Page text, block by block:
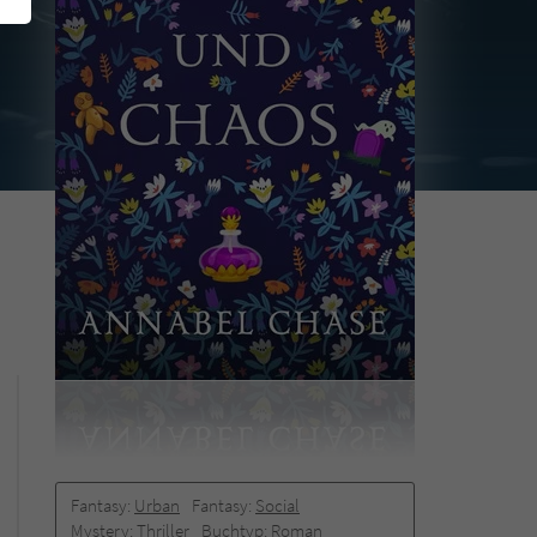
Fantasy: Urban Fantasy: Social
Mystery: Thriller Buchtyp: Roman